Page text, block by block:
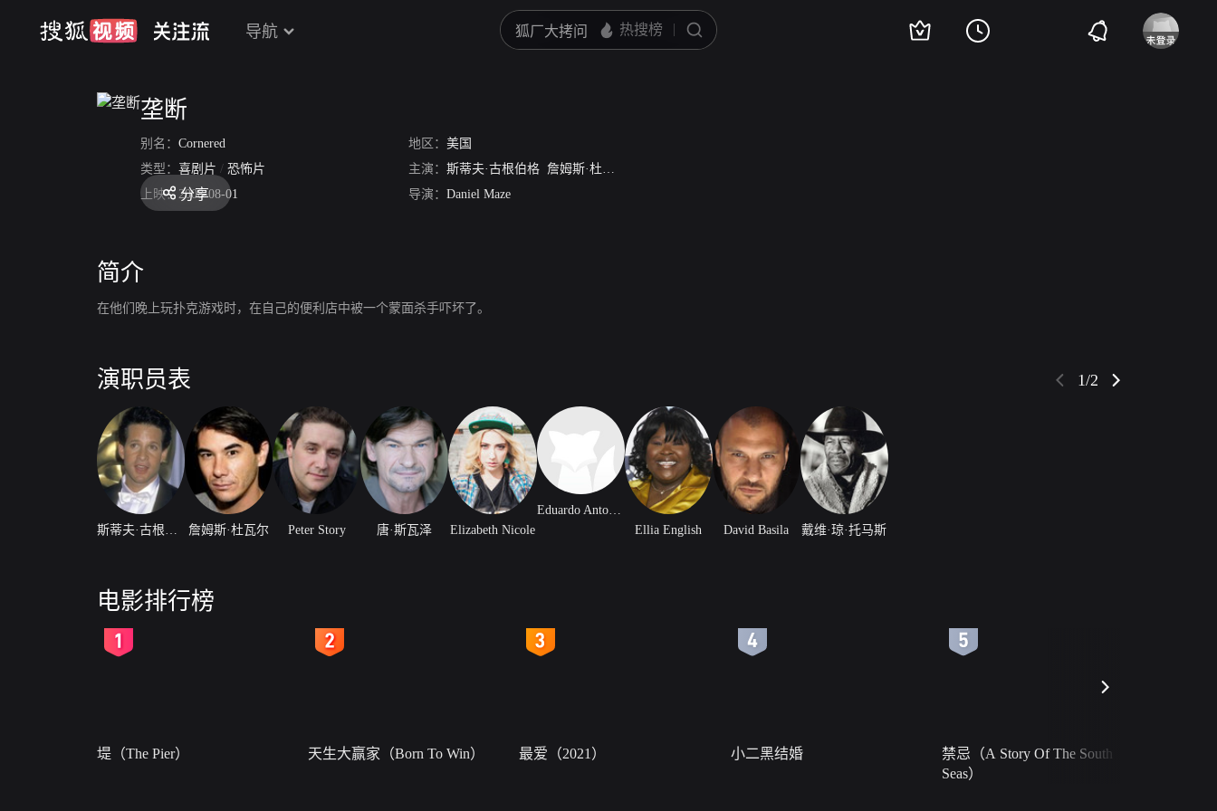
导航
垄断
别名： Cornered 地区： 美国
类型： 喜剧片 / 恐怖片 主演： 斯蒂夫·古根伯格 詹姆斯·杜瓦尔
上映： 2008-08-01 导演： Daniel Maze
分享
简介
在他们晚上玩扑克游戏时，在自己的便利店中被一个蒙面杀手吓坏了。
演职员表 1/2
詹姆斯·杜瓦尔 Peter Story 唐·斯瓦泽 Elizabeth Nicole
Eduardo Antonio Garcia
Ellia English
David Basila 戴维·琼·托马斯
电影排行榜
堤（The Pier） 天生大赢家（Born To Win） 最爱（2021） 小二黑结婚
禁忌（A Story Of The South
Seas）